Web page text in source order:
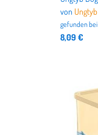
von Ungtyb
gefunden bei
8,09 €